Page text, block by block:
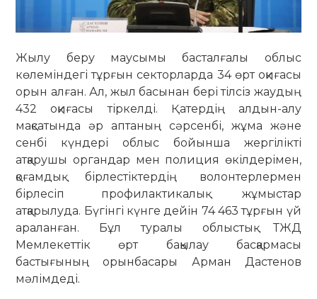
Жылу беру маусымы басталғалы облыс
көлеміндегі тұрғын секторларда 34 өрт оқиғасы
орын алған. Ал, жыл басынан бері тілсіз жаудың
432 оқиғасы тіркелді. Қатердің алдын-алу
мақсатында әр аптаның сәрсенбі, жұма және
сенбі күндері облыс бойынша жергілікті
атқарушы органдар мен полиция өкілдерімен,
қоғамдық бірлестіктердің волонтерлермен
бірлесіп профилактикалық жұмыстар
атқарылуда. Бүгінгі күнге дейін 74 463 тұрғын үй
араланған. Бұл туралы облыстық ТЖД
Мемлекеттік өрт бақылау басқармасы
бастығының орынбасары Арман Дастенов
мәлімдеді.